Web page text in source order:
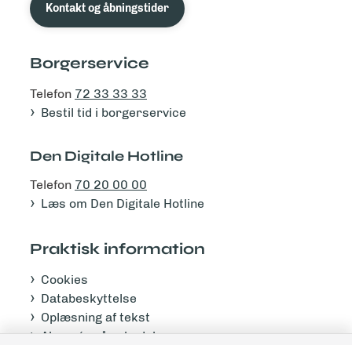
Kontakt og åbningstider
Borgerservice
Telefon 72 33 33 33
Bestil tid i borgerservice
Den Digitale Hotline
Telefon 70 20 00 00
Læs om Den Digitale Hotline
Praktisk information
Cookies
Databeskyttelse
Oplæsning af tekst
Abonnér på nyhedsbrev